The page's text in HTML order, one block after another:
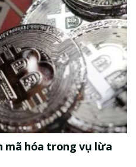
mã hóa trong vụ lừa